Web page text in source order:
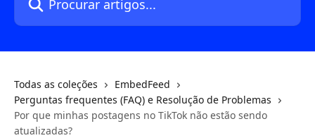
Todas as coleções
EmbedFeed
Perguntas frequentes (FAQ) e Resolução de Problemas
Por que minhas postagens no TikTok não estão sendo
atualizadas?